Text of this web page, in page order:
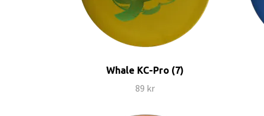
Whale KC-Pro (7)
89 kr